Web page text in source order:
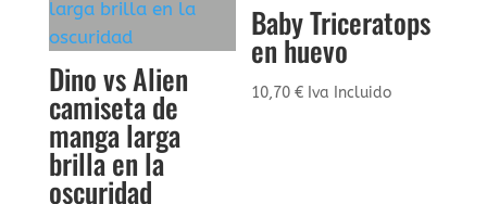
Dino vs Alien
camiseta de
manga larga
brilla en la
oscuridad
Baby Triceratops
en huevo
10,70€ Iva Incluido